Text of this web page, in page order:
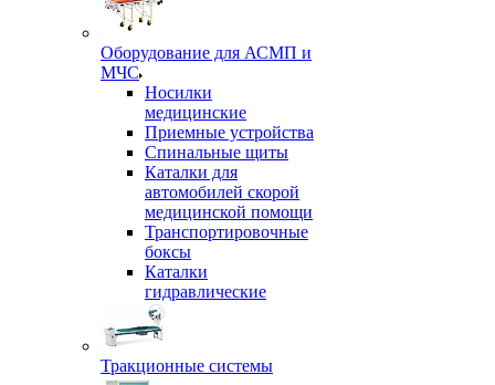
Оборудование для АСМП и
МЧС
Носилки
медицинские
Приемные устройства
Спинальные щиты
Каталки для
автомобилей скорой
медицинской помощи
Транспортировочные
боксы
Каталки
гидравлические
Тракционные системы